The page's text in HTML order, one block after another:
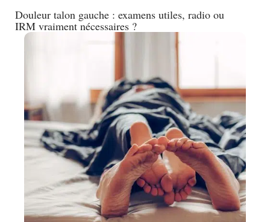
Douleur talon gauche : examens utiles, radio ou
IRM vraiment nécessaires ?